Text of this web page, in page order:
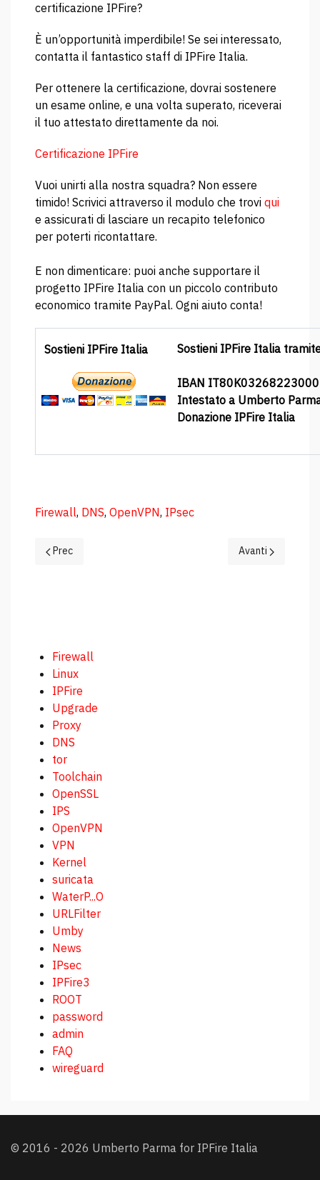
certificazione IPFire?
È un’opportunità imperdibile! Se sei interessato,
contatta il fantastico staff di IPFire Italia.
Per ottenere la certificazione, dovrai sostenere
un esame online, e una volta superato, riceverai
il tuo attestato direttamente da noi.
Certificazione IPFire
Vuoi unirti alla nostra squadra? Non essere
timido! Scrivici attraverso il modulo che trovi qui
e assicurati di lasciare un recapito telefonico
per poterti ricontattare.
E non dimenticare: puoi anche supportare il
progetto IPFire Italia con un piccolo contributo
economico tramite PayPal. Ogni aiuto conta!
Sostieni IPFire Italia Sostieni IPFire Italia
IBAN
Intestato a Umberto
Donazione IPFire Italia
Firewall, DNS, OpenVPN, IPsec
Articolo precedente: IPFire 2.29 Core Update 203: il DNS
Prec Articolo
Avanti
Firewall
Linux
IPFire
Upgrade
Proxy
DNS
tor
Toolchain
OpenSSL
IPS
OpenVPN
VPN
Kernel
suricata
WaterP...O
URLFilter
Umby
News
IPsec
IPFire3
ROOT
password
admin
FAQ
wireguard
© 2016 - 2026 Umberto Parma for IPFire Italia